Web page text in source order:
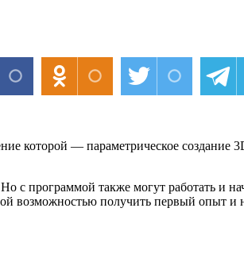
которой — параметрическое
с программой также могут работать и
возможностью получить первый опыт и